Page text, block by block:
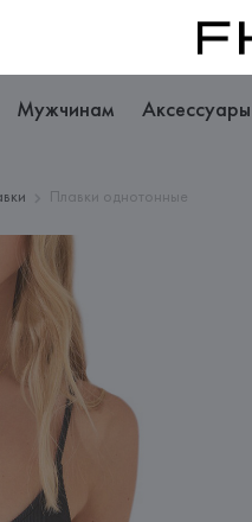
Мужчинам Аксессуары
Плавки однотонные